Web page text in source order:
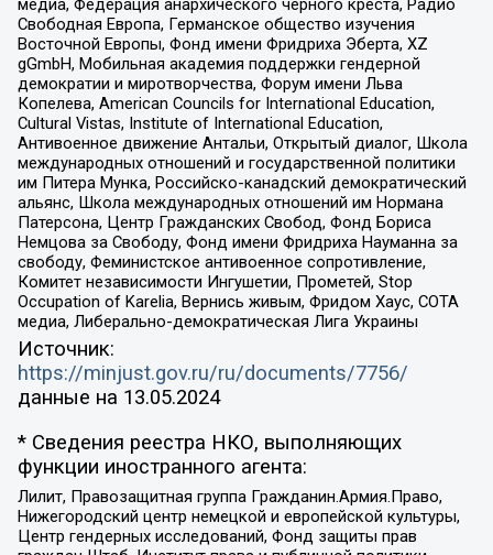
Свободная Европа, Германское общество изучения
Восточной Европы, Фонд имени Фридриха Эберта, XZ
gGmbH, Мобильная академия поддержки гендерной
демократии и миротворчества, Форум имени Льва
Копелева, American Councils for International Education,
Cultural Vistas, Institute of International Education,
Антивоенное движение Антальи, Открытый диалог, Школа
международных отношений и государственной политики
им Питера Мунка, Российско-канадский демократический
альянс, Школа международных отношений им Нормана
Патерсона, Центр Гражданских Свобод, Фонд Бориса
Немцова за Свободу, Фонд имени Фридриха Науманна за
свободу, Феминистское антивоенное сопротивление,
Комитет независимости Ингушетии, Прометей, Stop
Occupation of Karelia, Вернись живым, Фридом Хаус, СОТА
медиа, Либерально-демократическая Лига Украины
Источник:
https://minjust.gov.ru/ru/documents/7756/
данные на 13.05.2024
* Сведения реестра НКО, выполняющих
функции иностранного агента:
Лилит, Правозащитная группа Гражданин.Армия.Право,
Нижегородский центр немецкой и европейской культуры,
Центр гендерных исследований, Фонд защиты прав